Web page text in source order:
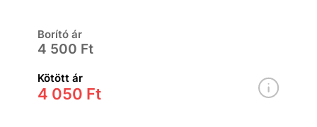
Borító ár
4 500 Ft
Kötött ár
4 050 Ft